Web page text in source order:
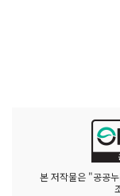
본 저작물은 "공공